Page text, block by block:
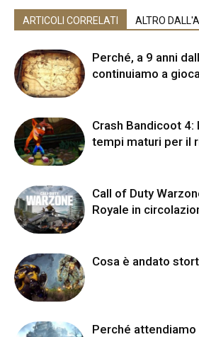
ARTICOLI CORRELATI ALTRO
Perché, a 9 anni
continuiamo a
Crash Bandicoot 4:
tempi maturi per il
Call of Duty
Royale in
Cosa è andato
Perché